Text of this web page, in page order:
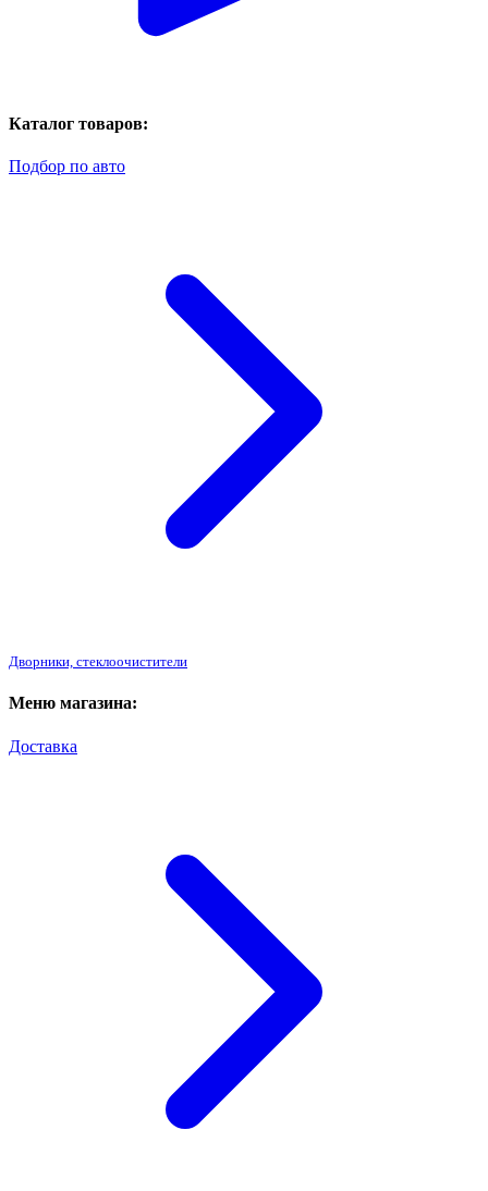
Каталог товаров:
Подбор по авто
Дворники, стеклоочистители
Меню магазина:
Доставка